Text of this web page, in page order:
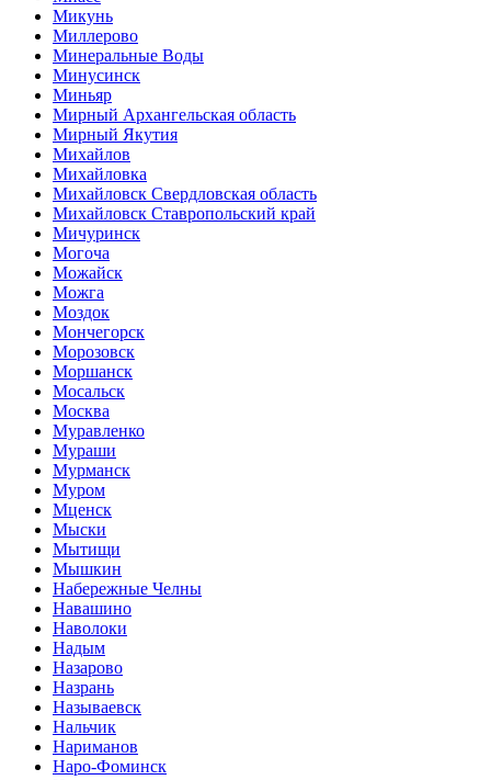
Микунь
Миллерово
Минеральные Воды
Минусинск
Миньяр
Мирный Архангельская область
Мирный Якутия
Михайлов
Михайловка
Михайловск Свердловская область
Михайловск Ставропольский край
Мичуринск
Могоча
Можайск
Можга
Моздок
Мончегорск
Морозовск
Моршанск
Мосальск
Москва
Муравленко
Мураши
Мурманск
Муром
Мценск
Мыски
Мытищи
Мышкин
Набережные Челны
Навашино
Наволоки
Надым
Назарово
Назрань
Называевск
Нальчик
Нариманов
Наро-Фоминск